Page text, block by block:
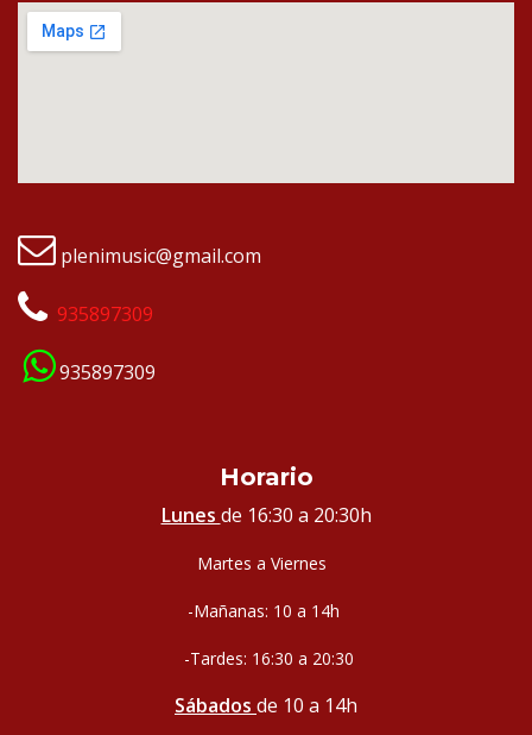
plenimusic@gmail.com
935897309
935897309
Horario
Lunes de 16:30 a 20:30h
Martes a Viernes
-Mañanas: 10 a 14h
-Tardes: 16:30 a 20:30
Sábados de 10 a 14h